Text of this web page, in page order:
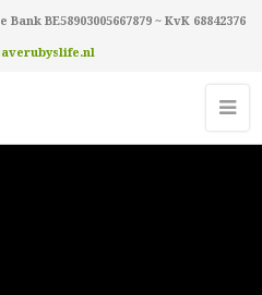
BE58903005667879 ~ KvK 68842376